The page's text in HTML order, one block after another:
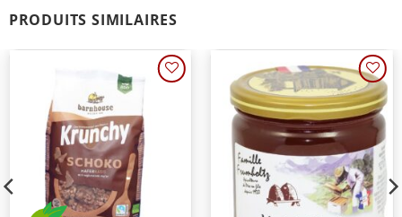
PRODUITS SIMILAIRES
Ajouter
à une
liste de
courses
Ajouter
à une
liste de
courses